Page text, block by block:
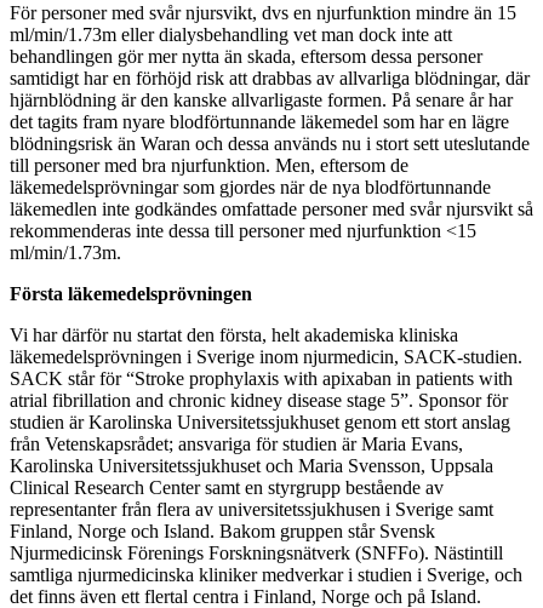
För personer med svår njursvikt, dvs en njurfunktion mindre än 15
ml/min/1.73m eller dialysbehandling vet man dock inte att
behandlingen gör mer nytta än skada, eftersom dessa personer
samtidigt har en förhöjd risk att drabbas av allvarliga blödningar, där
hjärnblödning är den kanske allvarligaste formen. På senare år har
det tagits fram nyare blodförtunnande läkemedel som har en lägre
blödningsrisk än Waran och dessa används nu i stort sett uteslutande
till personer med bra njurfunktion. Men, eftersom de
läkemedelsprövningar som gjordes när de nya blodförtunnande
läkemedlen inte godkändes omfattade personer med svår njursvikt så
rekommenderas inte dessa till personer med njurfunktion <15
ml/min/1.73m.
Första läkemedelsprövningen
Vi har därför nu startat den första, helt akademiska kliniska
läkemedelsprövningen i Sverige inom njurmedicin, SACK-studien.
SACK står för “Stroke prophylaxis with apixaban in patients with
atrial fibrillation and chronic kidney disease stage 5”. Sponsor för
studien är Karolinska Universitetssjukhuset genom ett stort anslag
från Vetenskapsrådet; ansvariga för studien är Maria Evans,
Karolinska Universitetssjukhuset och Maria Svensson, Uppsala
Clinical Research Center samt en styrgrupp bestående av
representanter från flera av universitetssjukhusen i Sverige samt
Finland, Norge och Island. Bakom gruppen står Svensk
Njurmedicinsk Förenings Forskningsnätverk (SNFFo). Nästintill
samtliga njurmedicinska kliniker medverkar i studien i Sverige, och
det finns även ett flertal centra i Finland, Norge och på Island.